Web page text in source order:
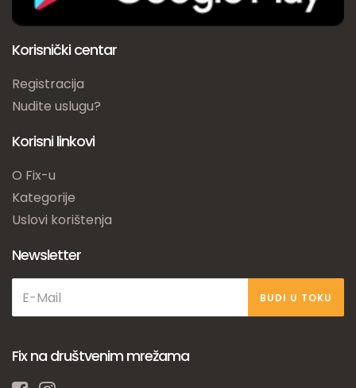
Korisnički centar
Registracija
Nudite uslugu?
Korisni linkovi
O Fix-u
Kategorije
Uslovi korištenja
Newsletter
BUDI U TOKU
Fix na društvenim mrežama